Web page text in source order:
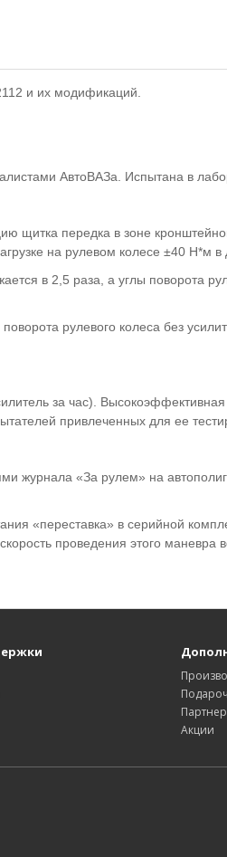
и их модификаций.
АвтоВАЗа. Испытана в
щитка передка в зоне
на рулевом колесе ±40 Н*м в
в 2,5 раза, а углы поворота
рулевого колеса без
за час).
привлеченных для ее
журнала «За рулем» на
«переставка» в серийной
проведения этого маневра
Акции